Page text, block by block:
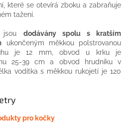
, které se otevírá zboku a zabraňuje
tažení.
jsou dodávány spolu
s kratším
ukončeným měkkou
polstrovanou
je 12 mm obvod u krku
je
25-39 cm a obvod hrudníku
v
vodítka s měkkou rukojetí je 120
pro kočky